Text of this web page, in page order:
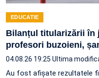
EDUCATIE
Bilanțul titularizării în
profesori buzoieni,
04.08.26 19:25 Ultima
Au fost afișate rezultatele